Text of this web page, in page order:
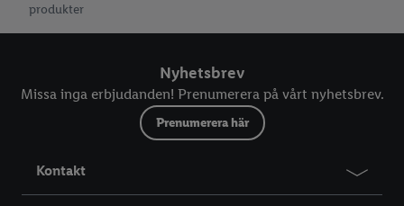
produkter
Nyhetsbrev
Missa inga erbjudanden! Prenumerera på vårt nyhetsbrev.
Prenumerera här
Kontakt